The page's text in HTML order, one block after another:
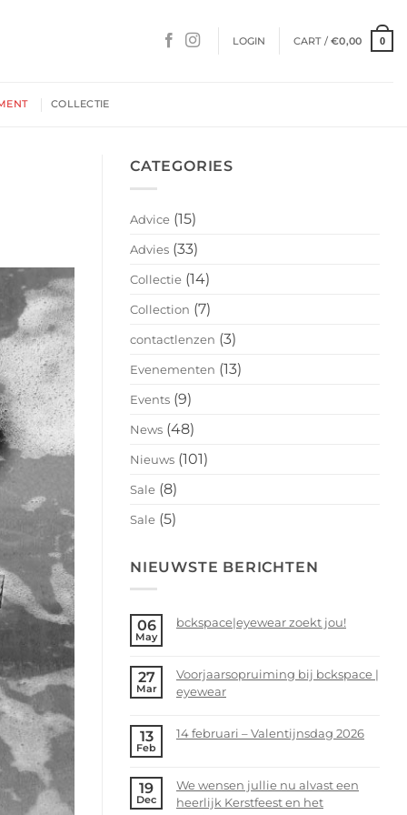
LOGIN CART /€0,00 0
COLLECTIE
CATEGORIES
Advice (15)
Advies (33)
Collectie (14)
Collection (7)
contactlenzen (3)
Evenementen (13)
Events (9)
News (48)
Nieuws (101)
Sale (8)
Sale (5)
NIEUWSTE BERICHTEN
06
May
bckspace|eyewear zoekt jou!
on
bckspace|eyewear
jou!
27
Mar
Voorjaarsopruiming bij bckspace |
eyewear
Comments
bij
bckspace
13
Feb
14 februari – Valentijnsdag 2026
on
14
19
Dec
We wensen jullie nu alvast een
heerlijk Kerstfeest en het